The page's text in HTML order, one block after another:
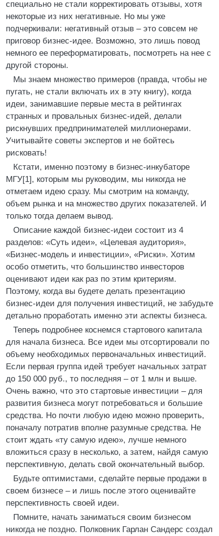
специально не стали корректировать отзывы, хотя
некоторые из них негативные. Но мы уже
подчеркивали: негативный отзыв – это совсем не
приговор бизнес-идее. Возможно, это лишь повод
немного ее переформатировать, посмотреть на нее с
другой стороны.
Мы знаем множество примеров (правда, чтобы не
пугать, не стали включать их в эту книгу), когда
идеи, занимавшие первые места в рейтингах
странных и провальных бизнес-идей, делали
рискнувших предпринимателей миллионерами.
Учитывайте советы экспертов и не бойтесь
рисковать!
Кстати, именно поэтому в бизнес-инкубаторе
МГУ[1], которым мы руководим, мы никогда не
отметаем идею сразу. Мы смотрим на команду,
объем рынка и на множество других показателей. И
только тогда делаем вывод.
Описание каждой бизнес-идеи состоит из 4
разделов: «Суть идеи», «Целевая аудитория»,
«Бизнес-модель и инвестиции», «Риски». Хотим
особо отметить, что большинство инвесторов
оценивают идеи как раз по этим критериям.
Поэтому, когда вы будете делать презентацию
бизнес-идеи для получения инвестиций, не забудьте
детально проработать именно эти аспекты бизнеса.
Теперь подробнее коснемся стартового капитала
для начала бизнеса. Все идеи мы отсортировали по
объему необходимых первоначальных инвестиций.
Если первая группа идей требует начальных затрат
до 150 000 руб., то последняя – от 1 млн и выше.
Очень важно, что это стартовые инвестиции – для
развития бизнеса могут потребоваться и большие
средства. Но почти любую идею можно проверить,
поначалу потратив вполне разумные средства. Не
стоит ждать «ту самую идею», лучше немного
вложиться сразу в несколько, а затем, найдя самую
перспективную, делать свой окончательный выбор.
Будьте оптимистами, сделайте первые продажи в
своем бизнесе – и лишь после этого оценивайте
перспективность своей идеи.
Помните, начать заниматься своим бизнесом
никогда не поздно. Полковник Гарлан Сандерс создал